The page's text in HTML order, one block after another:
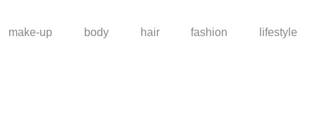
make-up body hair fashion lifestyle